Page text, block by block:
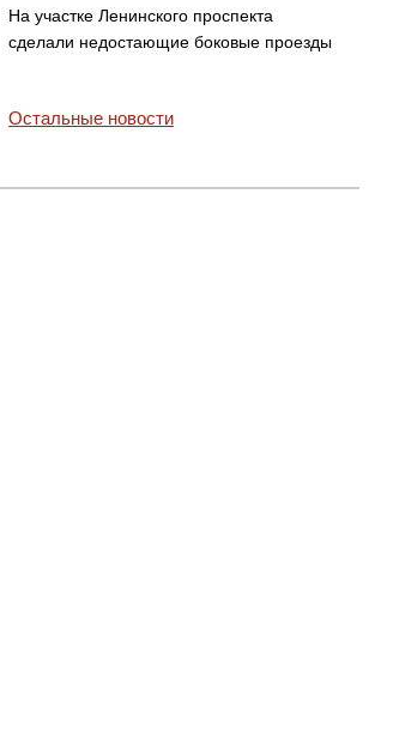
На участке Ленинского проспекта
сделали недостающие боковые проезды
Остальные новости